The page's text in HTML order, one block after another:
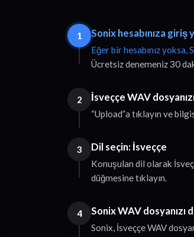
1 Sonix hesabınıza giriş
Eğer bir hesabınız
Ücretsiz denemeniz 30
2 İsveççe WAV
“Upload”a tıklayın ve
3 Dil seçin: İsveççe
Konuşulan dil olarak
düğmesine tıklayın.
4 Sonix WAV
Sonix, İsveççe WAV